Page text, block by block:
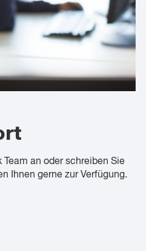
Team an oder schreiben Sie
Ihnen gerne zur Verfügung.